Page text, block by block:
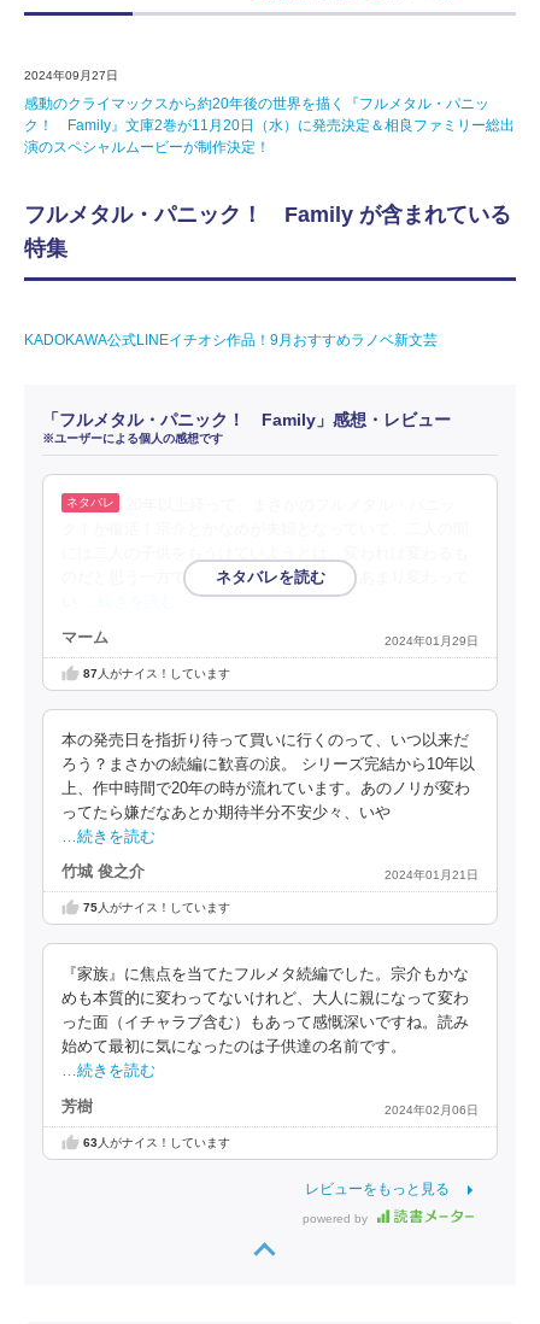
2024年09月27日
感動のクライマックスから約20年後の世界を描く『フルメタル・パニッ
ク！ Family』文庫2巻が11月20日（水）に発売決定＆相良ファミリー総出
演のスペシャルムービーが制作決定！
フルメタル・パニック！ Family が含まれている
特集
KADOKAWA公式LINEイチオシ作品！9月おすすめラノベ新文芸
「フルメタル・パニック！ Family」感想・レビュー
※ユーザーによる個人の感想です
のだと思う一方で、宗介とかなめの本質はあまり変わって
マーム 2024年01月29日
87人がナイス！しています
本の発売日を指折り待って買いに行くのって、いつ以来だ
ろう？まさかの続編に歓喜の涙。 シリーズ完結から10年以
上、作中時間で20年の時が流れています。あのノリが変わ
ってたら嫌だなあとか期待半分不安少々、いや
…続きを読む
竹城 俊之介 2024年01月21日
75人がナイス！しています
『家族』に焦点を当てたフルメタ続編でした。宗介もかな
めも本質的に変わってないけれど、大人に親になって変わ
った面（イチャラブ含む）もあって感慨深いですね。読み
始めて最初に気になったのは子供達の名前です。
…続きを読む
芳樹 2024年02月06日
63人がナイス！しています
レビューをもっと見る
powered by